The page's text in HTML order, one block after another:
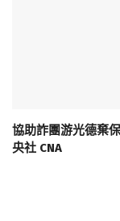
協助詐團游光德棄
央社 CNA